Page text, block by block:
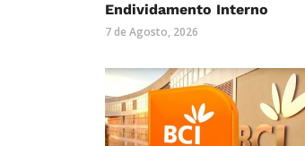
Endividamento Interno
7 de Agosto, 2026